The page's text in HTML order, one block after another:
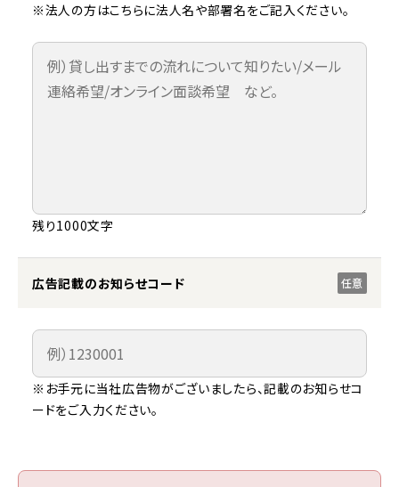
※法人の方はこちらに法人名や部署名をご記入ください。
残り1000文字
広告記載のお知らせコード 任意
※お手元に当社広告物がございましたら、記載のお知らせコ
ードをご入力ください。